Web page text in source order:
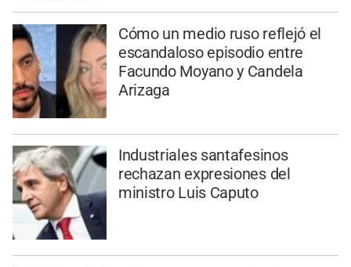
Cómo un medio ruso reflejó el
escandaloso episodio entre
Facundo Moyano y Candela
Arizaga
Industriales santafesinos
rechazan expresiones del
ministro Luis Caputo